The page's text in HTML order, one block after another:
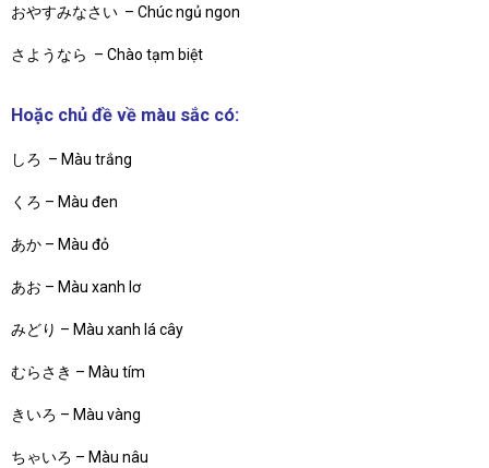
おやすみなさい – Chúc ngủ ngon
さようなら – Chào tạm biệt
Hoặc chủ đề về màu sắc có:
しろ – Màu trắng
くろ – Màu đen
あか – Màu đỏ
あお – Màu xanh lơ
みどり – Màu xanh lá cây
むらさき – Màu tím
きいろ – Màu vàng
ちゃいろ – Màu nâu